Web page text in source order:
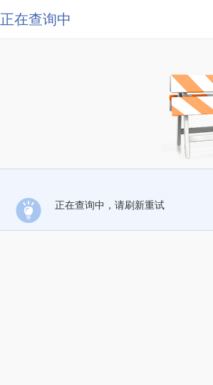
正在查询中
正在查询中，请刷新重试